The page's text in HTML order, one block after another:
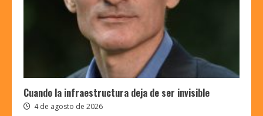
Cuando la infraestructura deja de ser invisible
4 de agosto de 2026